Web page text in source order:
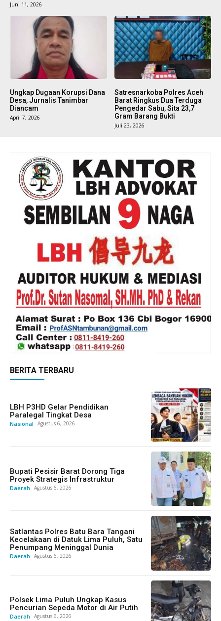
Juni 11, 2026
Ungkap Dugaan Korupsi Dana
Desa, Jurnalis Tanimbar
Diancam
April 7, 2026
Satresnarkoba Polres Aceh
Barat Ringkus Dua Terduga
Pengedar Sabu, Sita 23,7
Gram Barang Bukti
Juli 23, 2026
BERITA TERBARU
LBH P3HD Gelar Pendidikan
Paralegal Tingkat Desa
Nasional Agustus 6, 2026
Bupati Pesisir Barat Dorong Tiga
Proyek Strategis Infrastruktur
Daerah Agustus 6, 2026
Satlantas Polres Batu Bara Tangani
Kecelakaan di Datuk Lima Puluh, Satu
Penumpang Meninggal Dunia
Daerah Agustus 6, 2026
Polsek Lima Puluh Ungkap Kasus
Pencurian Sepeda Motor di Air Putih
Daerah Agustus 6, 2026